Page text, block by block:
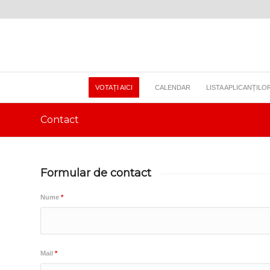
VOTAȚI AICI CALENDAR LISTA
Contact
Formular de contact
Nume *
Mail *